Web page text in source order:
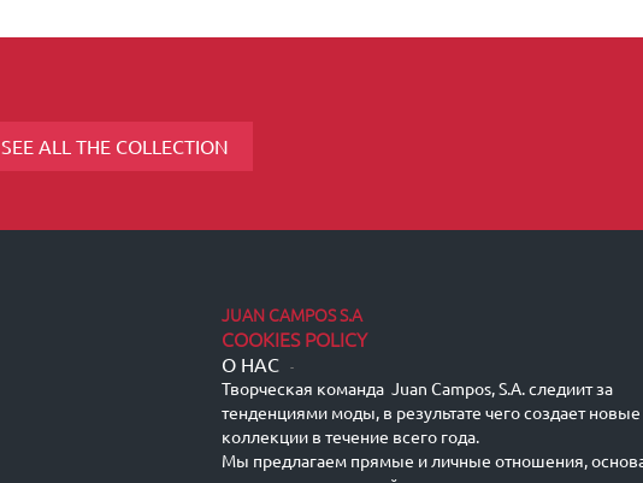
SEE ALL THE COLLECTION
JUAN CAMPOS S.A
COOKIES POLICY
О НАС -
Творческая команда Juan Campos, S.A. следиит за
тенденциями моды, в результате чего создает новые
коллекции в течение всего года.
Мы предлагаем прямые и личные отношения,